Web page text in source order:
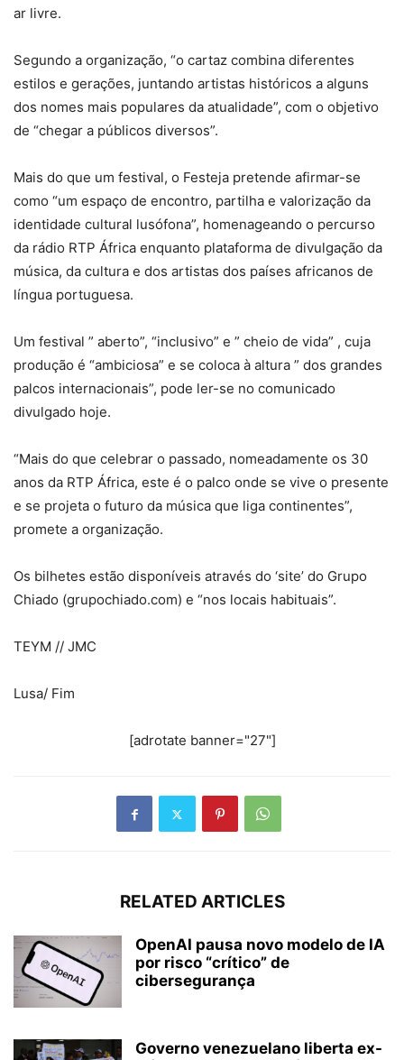
ar livre.
Segundo a organização, “o cartaz combina diferentes
estilos e gerações, juntando artistas históricos a alguns
dos nomes mais populares da atualidade”, com o objetivo
de “chegar a públicos diversos”.
Mais do que um festival, o Festeja pretende afirmar-se
como “um espaço de encontro, partilha e valorização da
identidade cultural lusófona”, homenageando o percurso
da rádio RTP África enquanto plataforma de divulgação da
música, da cultura e dos artistas dos países africanos de
língua portuguesa.
Um festival ” aberto”, “inclusivo” e ” cheio de vida” , cuja
produção é “ambiciosa” e se coloca à altura ” dos grandes
palcos internacionais”, pode ler-se no comunicado
divulgado hoje.
“Mais do que celebrar o passado, nomeadamente os 30
anos da RTP África, este é o palco onde se vive o presente
e se projeta o futuro da música que liga continentes”,
promete a organização.
Os bilhetes estão disponíveis através do ‘site’ do Grupo
Chiado (grupochiado.com) e “nos locais habituais”.
TEYM // JMC
Lusa/ Fim
[adrotate banner="27"]
RELATED ARTICLES
OpenAI pausa novo modelo de IA
por risco “crítico” de
cibersegurança
Governo venezuelano liberta ex-